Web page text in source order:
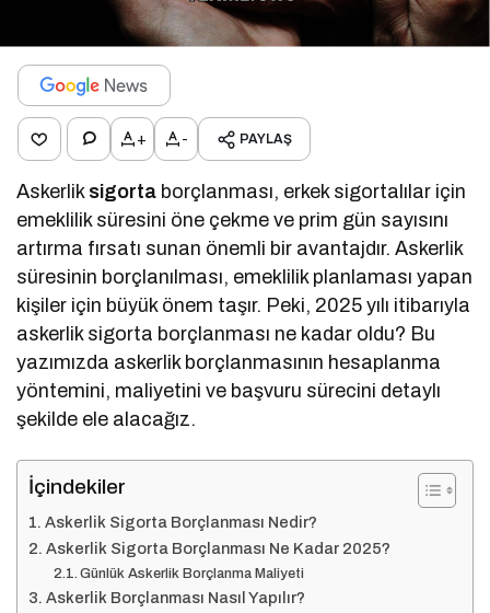
+ - PAYLAŞ
Askerlik sigorta borçlanması, erkek sigortalılar için
emeklilik süresini öne çekme ve prim gün sayısını
artırma fırsatı sunan önemli bir avantajdır. Askerlik
süresinin borçlanılması, emeklilik planlaması yapan
kişiler için büyük önem taşır. Peki, 2025 yılı itibarıyla
askerlik sigorta borçlanması ne kadar oldu? Bu
yazımızda askerlik borçlanmasının hesaplanma
yöntemini, maliyetini ve başvuru sürecini detaylı
şekilde ele alacağız.
İçindekiler
Askerlik Sigorta Borçlanması Nedir?
Askerlik Sigorta Borçlanması Ne Kadar 2025?
Günlük Askerlik Borçlanma Maliyeti
Askerlik Borçlanması Nasıl Yapılır?